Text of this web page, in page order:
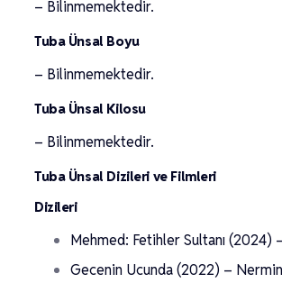
– Bilinmemektedir.
Tuba Ünsal Boyu
– Bilinmemektedir.
Tuba Ünsal Kilosu
– Bilinmemektedir.
Tuba Ünsal Dizileri ve Filmleri
Dizileri
Mehmed: Fetihler Sultanı (2024)
Gecenin Ucunda (2022) – Nermin